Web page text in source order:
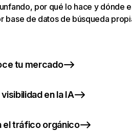
por qué lo hace y dónde
base de datos de búsqueda
tu mercado
en la IA
el tráfico orgánico